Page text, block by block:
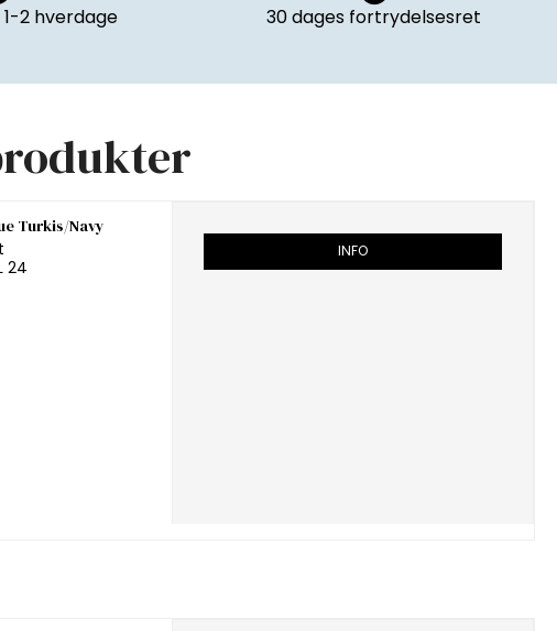
2 hverdage 30 dages fortrydelsesret
Turkis/Navy
24
INFO